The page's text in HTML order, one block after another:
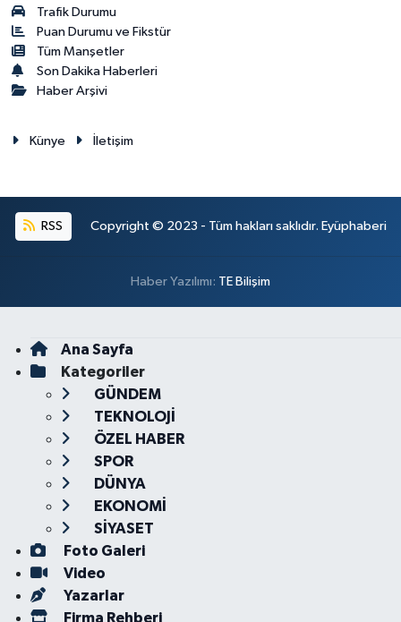
Trafik Durumu
Puan Durumu ve Fikstür
Tüm Manşetler
Son Dakika Haberleri
Haber Arşivi
Künye İletişim
RSS Copyright © 2023 - Tüm hakları saklıdır. Eyüphaberi
Haber Yazılımı: TE Bilişim
Ana Sayfa
Kategoriler
GÜNDEM
TEKNOLOJİ
ÖZEL HABER
SPOR
DÜNYA
EKONOMİ
SİYASET
Foto Galeri
Video
Yazarlar
Firma Rehberi